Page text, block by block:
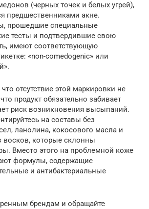
(черных точек и белых угрей),
предшественниками акне.
прошедшие специальные
тесты и подтвердившие свою
имеют соответствующую
«non-comedogenic» или
отсутствие этой маркировки не
продукт обязательно забивает
риск возникновения высыпаний.
на составы без
ланолина, кокосового масла и
восков, которые склонны
Вместо этого на проблемной коже
формулы, содержащие
и антибактериальные
брендам и обращайте